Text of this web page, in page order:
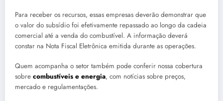
Para receber os recursos, essas empresas deverão demonstrar que
o valor do subsídio foi efetivamente repassado ao longo da cadeia
comercial até a venda do combustível. A informação deverá
constar na Nota Fiscal Eletrônica emitida durante as operações.
Quem acompanha o setor também pode conferir nossa cobertura
sobre combustíveis e energia, com notícias sobre preços,
mercado e regulamentações.